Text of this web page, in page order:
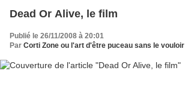
Dead Or Alive, le film
Publié le 26/11/2008 à 20:01
Par Corti Zone ou l'art d'être puceau sans le vouloir